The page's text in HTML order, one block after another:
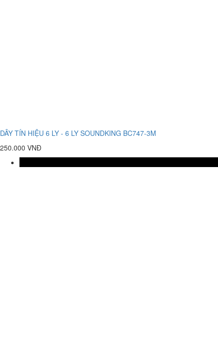
DÂY TÍN HIỆU 6 LY - 6 LY SOUNDKING BC747-3M
250.000 VNĐ